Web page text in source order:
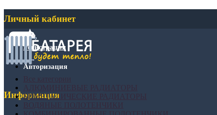
Личный кабинет
Регистрация
Авторизация
Информация
БИМЕТАЛИЧЕСКИЕ РАДИАТОРЫ